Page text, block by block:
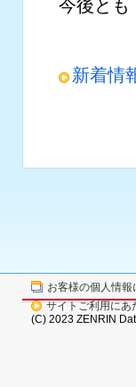
今後とも
新着情
お客様の個人情
サイトご利用にあ
(C) 2023 ZENRIN